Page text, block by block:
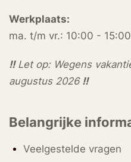
Werkplaats:
ma. t/m vr.: 10:00 - 15:00
!!Let op: Wegens
augustus 2026 !!
Belangrijke
Veelgestelde vragen